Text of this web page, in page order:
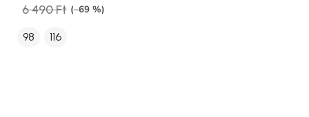
6 490 Ft (–69 %)
98 116